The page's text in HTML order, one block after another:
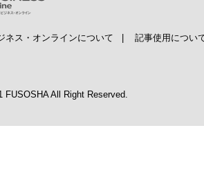
ネス・オンラインについて 記事使用につい
FUSOSHA All Right Reserved.